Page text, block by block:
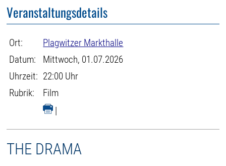
Veranstaltungsdetails
Ort:
Plagwitzer Markthalle
Datum:
Mittwoch, 01.07.2026
Uhrzeit: 22:00 Uhr
Rubrik:
Film
|
THE DRAMA